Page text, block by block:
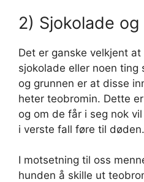
2) Sjokolade og
Det er ganske velkjent
sjokolade eller noen ting
og grunnen er at disse
heter teobromin. Dette
og om de får i seg nok
i verste fall føre til døden.
I motsetning til oss
hunden å skille ut